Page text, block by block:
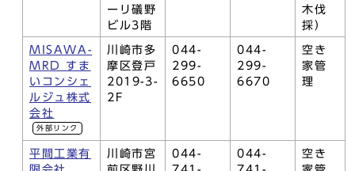
ーリ礒野
ビル3階
木伐
採）
MISAWA-
MRD すま
いコンシェ
ルジュ株式
会社
外部リンク
川崎市多
摩区登戸
2019-3-
2F
044-
299-
6650
044-
299-
6670
空き
家管
理
平間工業有
川崎市宮
044-
044-
空き